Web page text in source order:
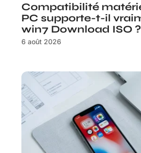
Compatibilité
PC supporte-t-il
win7 Download ISO ?
6 août 2026